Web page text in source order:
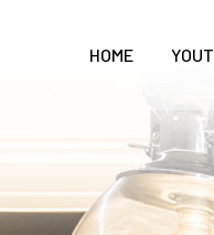
HOME